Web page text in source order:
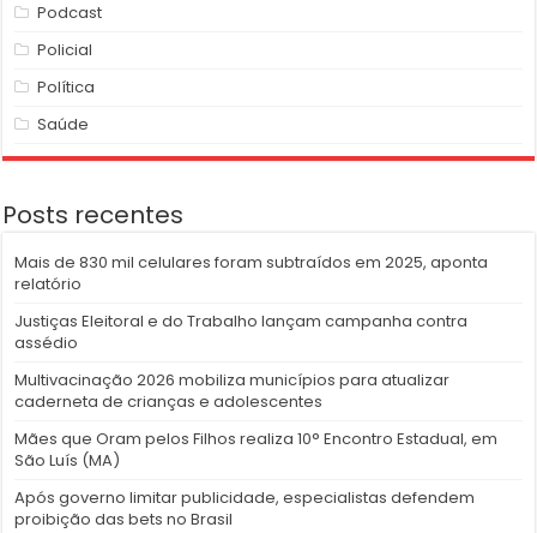
Podcast
Policial
Política
Saúde
Posts recentes
Mais de 830 mil celulares foram subtraídos em 2025, aponta
relatório
Justiças Eleitoral e do Trabalho lançam campanha contra
assédio
Multivacinação 2026 mobiliza municípios para atualizar
caderneta de crianças e adolescentes
Mães que Oram pelos Filhos realiza 10° Encontro Estadual, em
São Luís (MA)
Após governo limitar publicidade, especialistas defendem
proibição das bets no Brasil